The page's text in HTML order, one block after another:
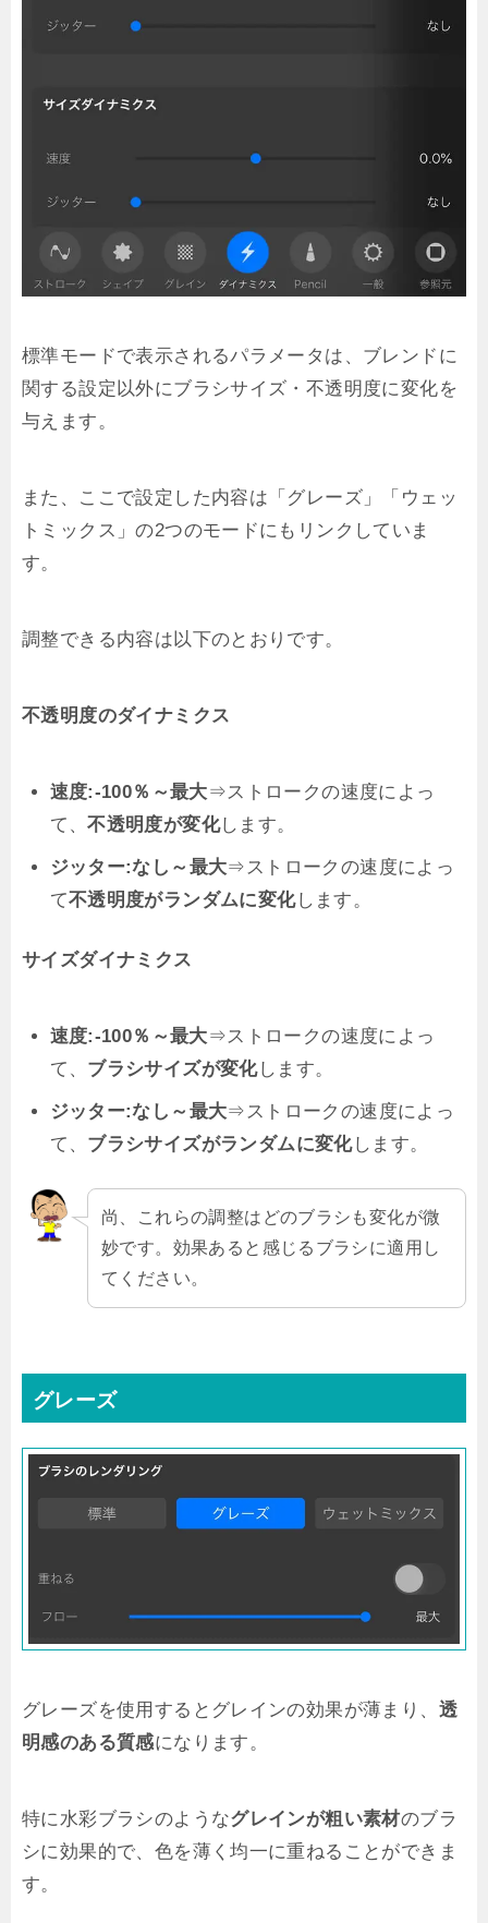
標準モードで表示されるパラメータは、ブレンドに
関する設定以外にブラシサイズ・不透明度に変化を
与えます。
また、ここで設定した内容は「グレーズ」「ウェッ
トミックス」の2つのモードにもリンクしていま
す。
調整できる内容は以下のとおりです。
不透明度のダイナミクス
速度:-100％～最大⇒ストロークの速度によっ
て、不透明度が変化します。
ジッター:なし～最大⇒ストロークの速度によっ
て不透明度がランダムに変化します。
サイズダイナミクス
速度:-100％～最大⇒ストロークの速度によっ
て、 ブラシサイズが変化します。
ジッター:なし～最大⇒ストロークの速度によっ
て、 ブラシサイズがランダムに変化します。
尚、これらの調整はどのブラシも変化が微
妙です。効果あると感じるブラシに適用し
てください。
グレーズ
グレーズを使用するとグレインの効果が薄まり、 透
明感のある質感になります。
特に水彩ブラシのようなグレインが粗い素材のブラ
シに効果的で、色を薄く均一に重ねることができま
す。